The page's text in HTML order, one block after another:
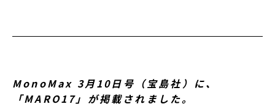
MonoMax 3月10日号（宝島社）に、
「MARO17」が掲載されました。